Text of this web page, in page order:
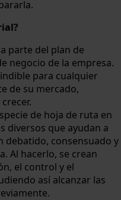
parte del plan de
negocio de la empresa.
para cualquier
de su mercado,
de hoja de ruta en
diversos que ayudan a
debatido, consensuado y
Al hacerlo, se crean
el control y el
así alcanzar las